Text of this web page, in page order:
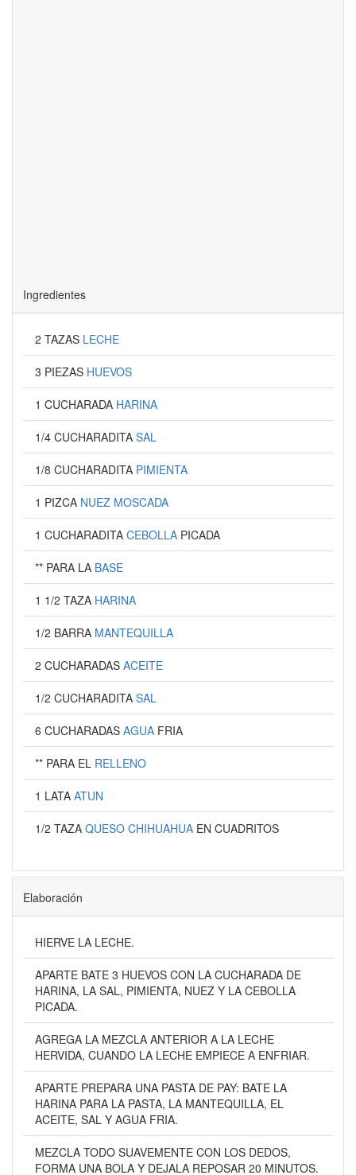
Ingredientes
2 TAZAS LECHE
3 PIEZAS HUEVOS
1 CUCHARADA HARINA
1/4 CUCHARADITA SAL
1/8 CUCHARADITA PIMIENTA
1 PIZCA NUEZ MOSCADA
1 CUCHARADITA CEBOLLA PICADA
** PARA LA BASE
1 1/2 TAZA HARINA
1/2 BARRA MANTEQUILLA
2 CUCHARADAS ACEITE
1/2 CUCHARADITA SAL
6 CUCHARADAS AGUA FRIA
** PARA EL RELLENO
1 LATA ATUN
1/2 TAZA QUESO CHIHUAHUA EN CUADRITOS
Elaboración
HIERVE LA LECHE.
APARTE BATE 3 HUEVOS CON LA CUCHARADA DE
HARINA, LA SAL, PIMIENTA, NUEZ Y LA CEBOLLA
PICADA.
AGREGA LA MEZCLA ANTERIOR A LA LECHE
HERVIDA, CUANDO LA LECHE EMPIECE A ENFRIAR.
APARTE PREPARA UNA PASTA DE PAY: BATE LA
HARINA PARA LA PASTA, LA MANTEQUILLA, EL
ACEITE, SAL Y AGUA FRIA.
MEZCLA TODO SUAVEMENTE CON LOS DEDOS,
FORMA UNA BOLA Y DEJALA REPOSAR 20 MINUTOS.